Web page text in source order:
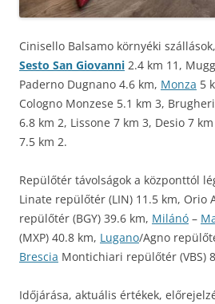
Cinisello Balsamo környéki
Sesto San Giovanni 2.4 km 11,
Paderno Dugnano 4.6 km, Monza 5
Cologno Monzese 5.1 km 3,
6.8 km 2, Lissone 7 km 3, Desio 7
7.5 km 2.
Repülőtér távolságok a központtól
Linate repülőtér (LIN) 11.5 km, Orio
repülőtér (BGY) 39.6 km, Milánó –
(MXP) 40.8 km, Lugano/Agno
Brescia Montichiari repülőtér (VBS)
Időjárása, aktuális értékek,